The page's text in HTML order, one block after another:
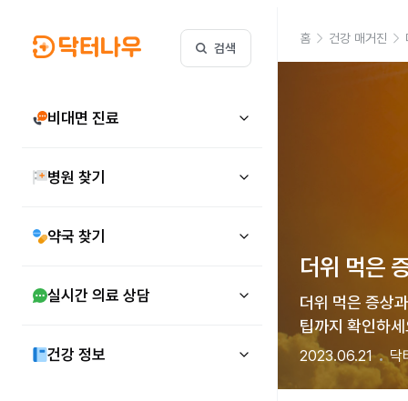
검색
비대면 진료
병원 찾기
약국 찾기
실시간 의료 상담
건강 정보
홈 건강 매거진
더위 먹은
더위 먹은 증상
팁까지 확인하
2023.06.21 닥